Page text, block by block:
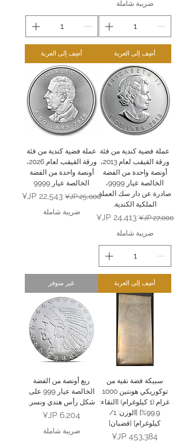
ضريبة شاملة
أضِف إلى العربة أضِف إلى العربة
عملة فضية كندية من فئة
ورقة القيقب لعام 2013،
أونصة واحدة من الفضة
الخالصة عيار 9999،
صادرة عن دار سك العملة
الملكية الكندية.
سعر عادي‏27,000 JP¥ سعر البيع‏24,413 JP¥
ضريبة شاملة
أضِف إلى العربة
عملة فضية كندية من فئة
ورقة القيقب لعام 2026،
أونصة واحدة من الفضة
الخالصة عيار 9999
سعر عادي سعر البيع
ضريبة شاملة
غير متوفر
سبيكة فضة نقية من
توكوريكي هونتين 1000
غرام (1 كيلوغرام) [النقاء:
99.9%] [الوزن: 1/
كيلوغرام] [قضبان]
السعر
ربع أونصة من الفضة
الخالصة عيار 999 على
شكل رأس هندي ونسر.
السعر
ضريبة شاملة